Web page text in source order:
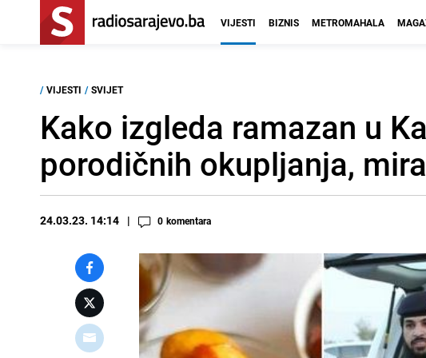
VIJESTI BIZNIS METROMAHALA
/ VIJESTI / SVIJET
Kako izgleda ramazan u
porodičnih okupljanja,
24.03.23. 14:14 0 komentara